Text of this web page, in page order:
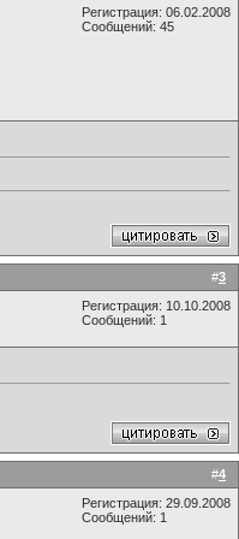
Регистрация: 06.02.2008
Сообщений: 45
#3
Регистрация: 10.10.2008
Сообщений: 1
#4
Регистрация: 29.09.2008
Сообщений: 1